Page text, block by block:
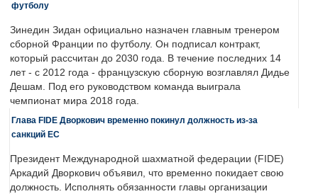
футболу
Зинедин Зидан официально назначен главным тренером
сборной Франции по футболу. Он подписал контракт,
который рассчитан до 2030 года. В течение последних 14
лет - с 2012 года - французскую сборную возглавлял Дидье
Дешам. Под его руководством команда выиграла
чемпионат мира 2018 года.
Глава FIDE Дворкович временно покинул должность из-за
санкций ЕС
Президент Международной шахматной федерации (FIDE)
Аркадий Дворкович объявил, что временно покидает свою
должность. Исполнять обязанности главы организации